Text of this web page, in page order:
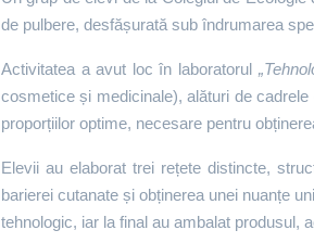
de pulbere, desfășurată sub îndrumarea
Activitatea a avut loc în laboratorul
cosmetice și medicinale), alături de
proporțiilor optime, necesare pentru
Elevii au elaborat trei rețete distincte,
barierei cutanate și obținerea unei nuanțe
tehnologic, iar la final au ambalat produsul,